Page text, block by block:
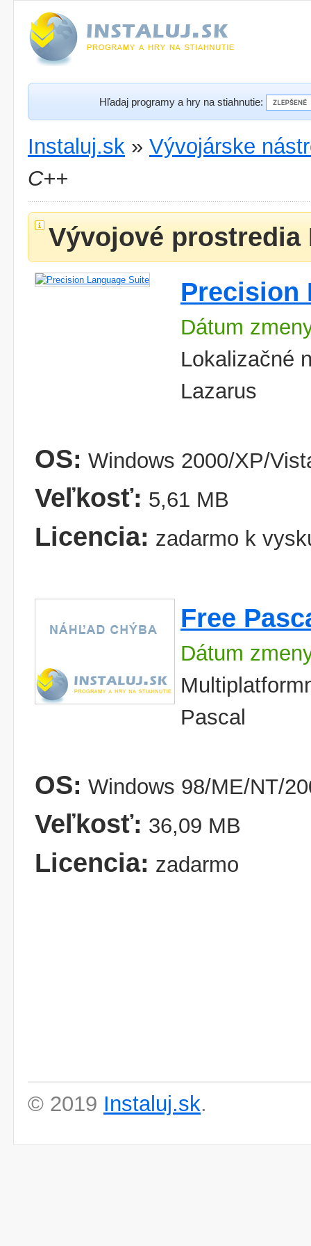
Hľadaj programy a hry na stiahnutie:
Instaluj.sk » Vývojárske
C++
Vývojové prostredia
Precision
Dátum
Lokalizačné
Lazarus
OS: Windows 2000/XP/
Veľkosť: 5,61 MB
Licencia: zadarmo k
Free
Dátum
Pascal
OS: Windows 98/ME/NT/
Veľkosť: 36,09 MB
Licencia: zadarmo
© 2019 Instaluj.sk.